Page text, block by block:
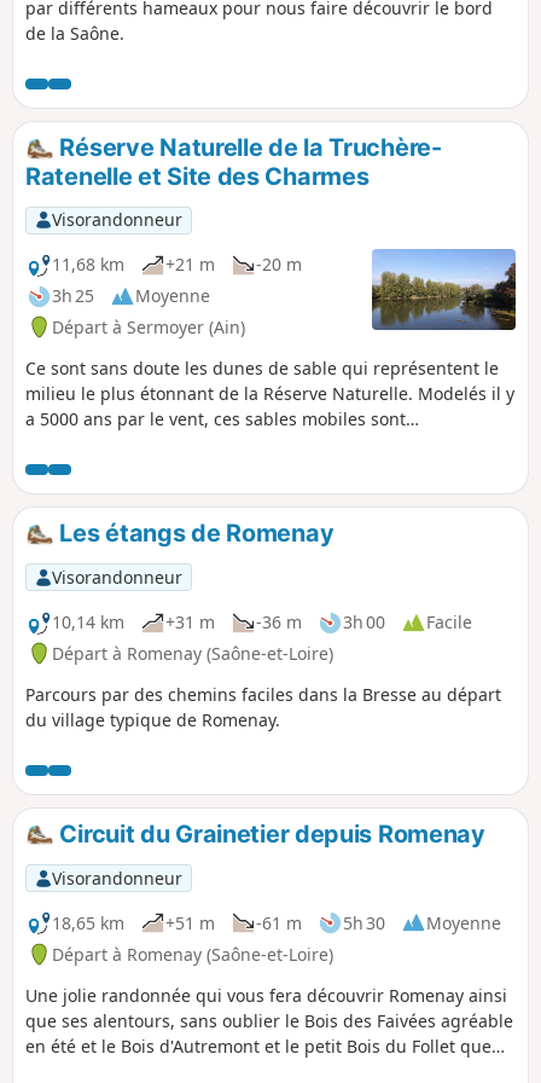
par différents hameaux pour nous faire découvrir le bord
de la Saône.
Réserve Naturelle de la Truchère-
Ratenelle et Site des Charmes
Visorandonneur
11,68 km
+21 m
-20 m
3h 25
Moyenne
Départ à Sermoyer (Ain)
Ce sont sans doute les dunes de sable qui représentent le
milieu le plus étonnant de la Réserve Naturelle. Modelés il y
a 5000 ans par le vent, ces sables mobiles sont
les espèces adaptées aux milieux arides arrivent à les
coloniser. À quelques mètres de ce milieu désertique,
s’étend sur 5 à 6 ha un terrain gorgé d’eau : c’est une
tourbière boisée dont la présence à seulement 200 m
d’altitude est étonnante. Un troisième milieu très différent
s’observe non loin de là, c’est l’Étang Fouget, dont le marais
alentour prend la forme d’un labyrinthe végétal et attire de
nombreux oiseaux.
Les étangs de Romenay
Visorandonneur
10,14 km
+31 m -36 m 3h 00
Facile
Départ à Romenay (Saône-et-Loire)
Parcours par des chemins faciles dans la Bresse au départ
du village typique de Romenay.
Circuit du Grainetier depuis Romenay
Visorandonneur
18,65 km
+51 m -61 m 5h 30
Moyenne
Départ à Romenay (Saône-et-Loire)
Une jolie randonnée qui vous fera découvrir Romenay ainsi
que ses alentours, sans oublier le Bois des Faivées agréable
en été et le Bois d'Autremont et le petit Bois du Follet que